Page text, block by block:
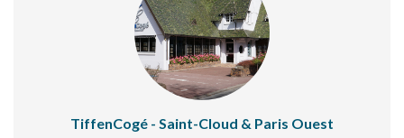
TiffenCogé - Saint-Cloud & Paris Ouest